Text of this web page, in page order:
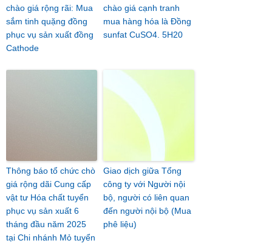
chào giá rộng rãi: Mua
sắm tinh quặng đồng
phục vụ sản xuất đồng
Cathode
chào giá cạnh tranh
mua hàng hóa là Đồng
sunfat CuSO4. 5H20
Thông báo tổ chức chò
giá rộng dãi Cung cấp
vật tư Hóa chất tuyển
phục vụ sản xuất 6
tháng đầu năm 2025
tại Chi nhánh Mỏ tuyển
Giao dịch giữa Tổng
công ty với Người nội
bộ, người có liên quan
đến người nội bộ (Mua
phê liệu)